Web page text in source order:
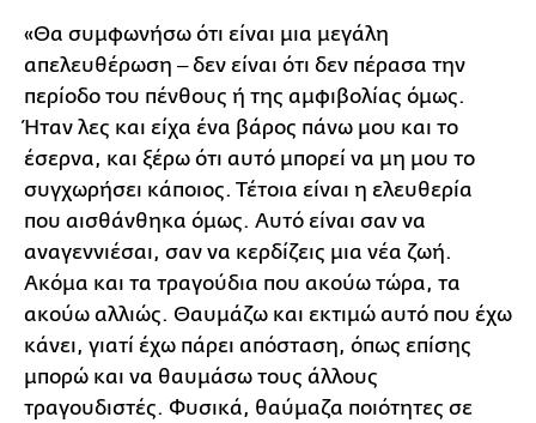
«Θα συμφωνήσω ότι είναι μια μεγάλη
απελευθέρωση ‒ δεν είναι ότι δεν πέρασα την
περίοδο του πένθους ή της αμφιβολίας όμως.
Ήταν λες και είχα ένα βάρος πάνω μου και το
έσερνα, και ξέρω ότι αυτό μπορεί να μη μου το
συγχωρήσει κάποιος. Τέτοια είναι η ελευθερία
που αισθάνθηκα όμως. Αυτό είναι σαν να
αναγεννιέσαι, σαν να κερδίζεις μια νέα ζωή.
Ακόμα και τα τραγούδια που ακούω τώρα, τα
ακούω αλλιώς. Θαυμάζω και εκτιμώ αυτό που έχω
κάνει, γιατί έχω πάρει απόσταση, όπως επίσης
μπορώ και να θαυμάσω τους άλλους
τραγουδιστές. Φυσικά, θαύμαζα ποιότητες σε